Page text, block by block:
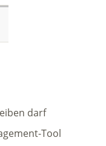
darf
Tool